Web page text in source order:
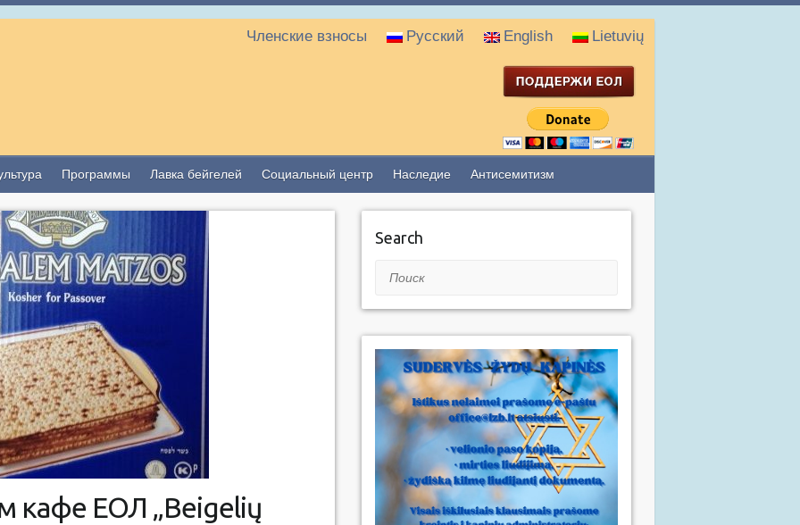
Членские взносы Русский English Lietuvių
Программы Лавка бейгелей Социальный центр Наследие Антисемитизм
кафе ЕОЛ „Beigelių
Search
Поиск